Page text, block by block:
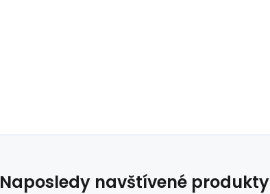
Naposledy navštívené produkty